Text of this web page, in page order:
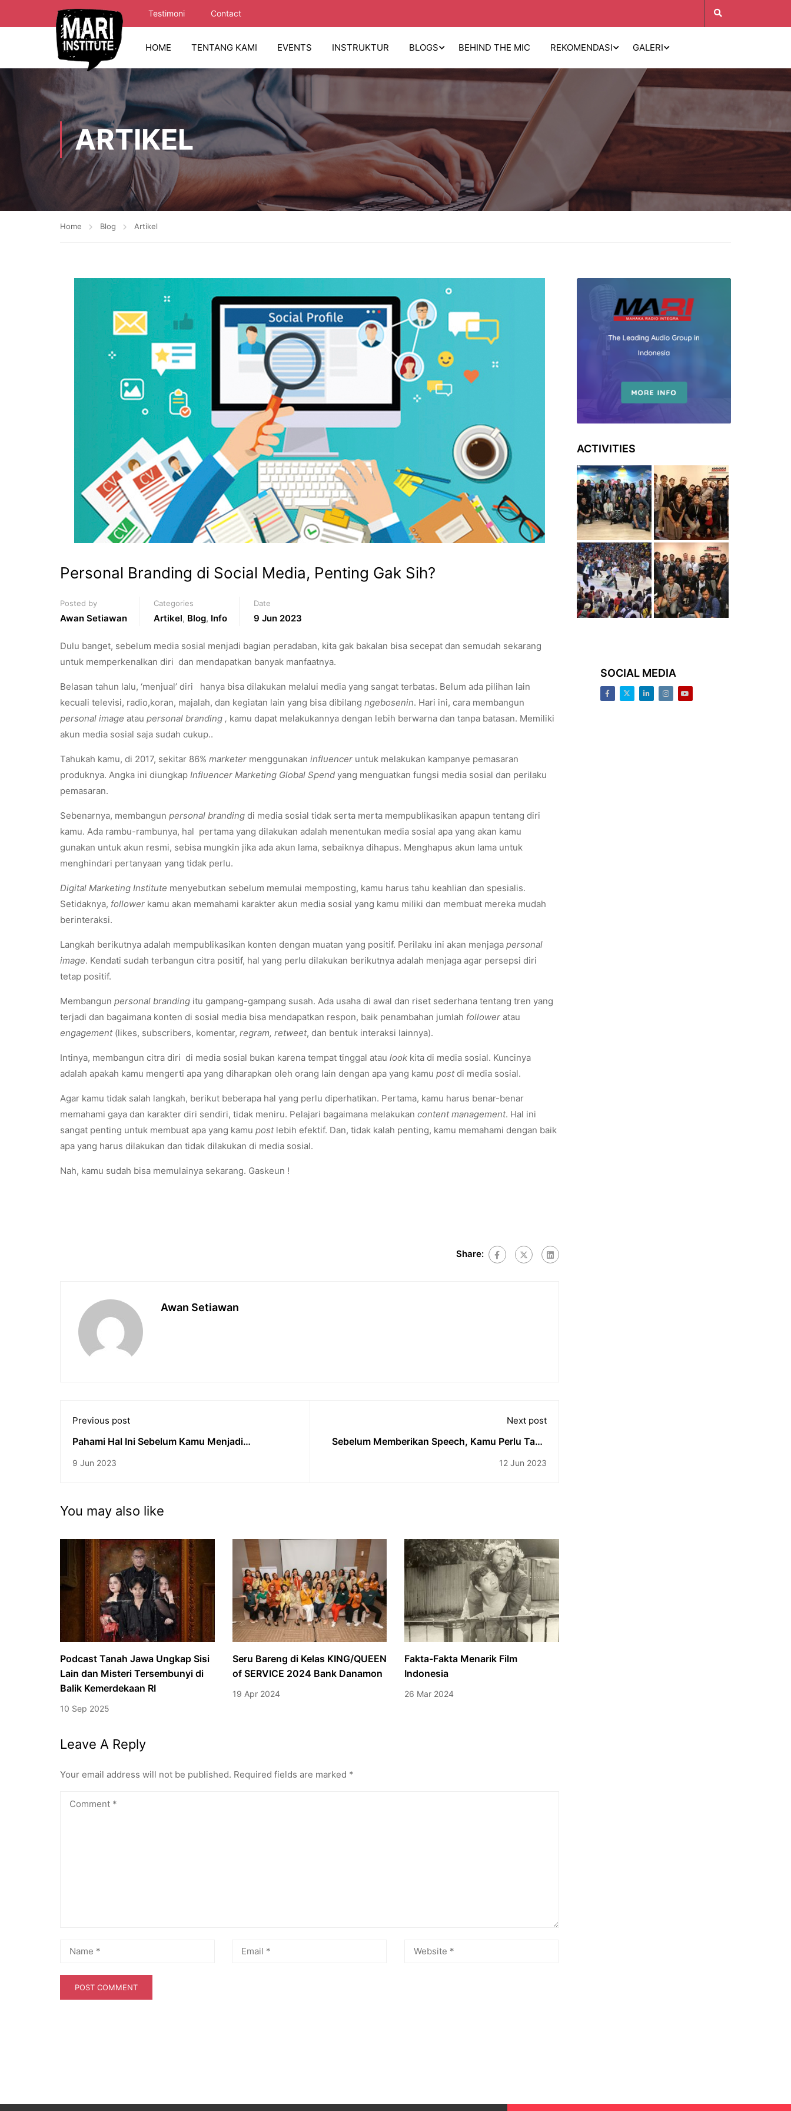
Testimoni Contact
HOME TENTANG KAMI EVENTS INSTRUKTUR BLOGS BEHIND THE MIC REKOMENDASI GALERI
ARTIKEL
Home Blog Artikel
Personal Branding di Social Media, Penting Gak Sih?
Posted by
Awan Setiawan
Categories
Artikel, Blog, Info
Date
9 Jun 2023
Dulu banget, sebelum media sosial menjadi bagian peradaban, kita gak bakalan bisa secepat dan semudah sekarang
untuk memperkenalkan diri dan mendapatkan banyak manfaatnya.
Belasan tahun lalu, ‘menjual’ diri hanya bisa dilakukan melalui media yang sangat terbatas. Belum ada pilihan lain
kecuali televisi, radio,koran, majalah, dan kegiatan lain yang bisa dibilang ngebosenin. Hari ini, cara membangun
personal image atau personal branding , kamu dapat melakukannya dengan lebih berwarna dan tanpa batasan. Memiliki
akun media sosial saja sudah cukup..
Tahukah kamu, di 2017, sekitar 86% marketer menggunakan influencer untuk melakukan kampanye pemasaran
produknya. Angka ini diungkap Influencer Marketing Global Spend yang menguatkan fungsi media sosial dan perilaku
pemasaran.
Sebenarnya, membangun personal branding di media sosial tidak serta merta mempublikasikan apapun tentang diri
kamu. Ada rambu-rambunya, hal pertama yang dilakukan adalah menentukan media sosial apa yang akan kamu
gunakan untuk akun resmi, sebisa mungkin jika ada akun lama, sebaiknya dihapus. Menghapus akun lama untuk
menghindari pertanyaan yang tidak perlu.
Digital Marketing Institute menyebutkan sebelum memulai memposting, kamu harus tahu keahlian dan spesialis.
Setidaknya, follower kamu akan memahami karakter akun media sosial yang kamu miliki dan membuat mereka mudah
berinteraksi.
Langkah berikutnya adalah mempublikasikan konten dengan muatan yang positif. Perilaku ini akan menjaga personal
image. Kendati sudah terbangun citra positif, hal yang perlu dilakukan berikutnya adalah menjaga agar persepsi diri
tetap positif.
Membangun personal branding itu gampang-gampang susah. Ada usaha di awal dan riset sederhana tentang tren yang
terjadi dan bagaimana konten di sosial media bisa mendapatkan respon, baik penambahan jumlah follower atau
engagement(likes, subscribers, komentar, regram, retweet, dan bentuk interaksi lainnya).
Intinya, membangun citra diri di media sosial bukan karena tempat tinggal atau look kita di media sosial. Kuncinya
adalah apakah kamu mengerti apa yang diharapkan oleh orang lain dengan apa yang kamu postdi media sosial.
Agar kamu tidak salah langkah, berikut beberapa hal yang perlu diperhatikan. Pertama, kamu harus benar-benar
memahami gaya dan karakter diri sendiri, tidak meniru. Pelajari bagaimana melakukan content management. Hal ini
sangat penting untuk membuat apa yang kamu postlebih efektif. Dan, tidak kalah penting, kamu memahami dengan baik
apa yang harus dilakukan dan tidak dilakukan di media sosial.
Nah, kamu sudah bisa memulainya sekarang. Gaskeun !
Share:
Awan Setiawan
Previous post
Pahami Hal Ini Sebelum Kamu Menjadi
9 Jun 2023
Next post
Sebelum Memberikan Speech, Kamu Perlu Tahu
12 Jun 2023
You may also like
Podcast Tanah Jawa Ungkap Sisi
Lain dan Misteri Tersembunyi di
Balik Kemerdekaan RI
10 Sep 2025
Seru Bareng di Kelas KING/QUEEN
of SERVICE 2024 Bank Danamon
19 Apr 2024
Fakta-Fakta Menarik Film
Indonesia
26 Mar 2024
Leave A Reply
Your email address will not be published. Required fields are marked *
ACTIVITIES
SOCIAL MEDIA